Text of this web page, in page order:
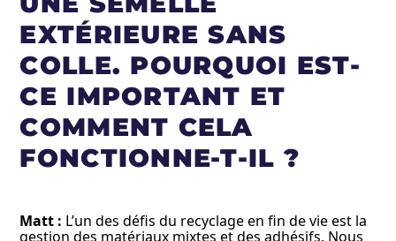
EXTÉRIEURE SANS
COLLE. POURQUOI EST-
CE IMPORTANT ET
COMMENT CELA
FONCTIONNE-T-IL ?
Matt : L’un des défis du recyclage en fin de vie est la
gestion des matériaux mixtes et des adhésifs. Nous